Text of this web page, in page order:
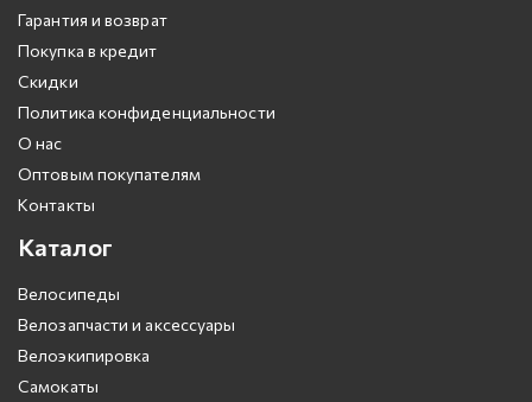
Гарантия и возврат
Покупка в кредит
Скидки
Политика конфиденциальности
О нас
Оптовым покупателям
Контакты
Каталог
Велосипеды
Велозапчасти и аксессуары
Велоэкипировка
Самокаты